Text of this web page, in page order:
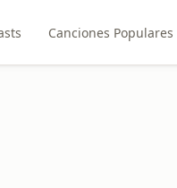
Canciones Populares